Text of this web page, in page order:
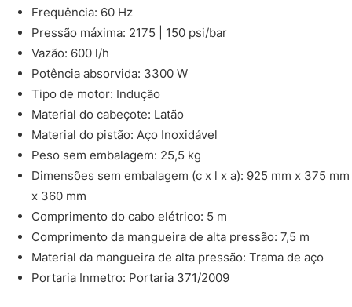
Frequência: 60 Hz
Pressão máxima: 2175 | 150 psi/bar
Vazão: 600 l/h
Potência absorvida: 3300 W
Tipo de motor: Indução
Material do cabeçote: Latão
Material do pistão: Aço Inoxidável
Peso sem embalagem: 25,5 kg
Dimensões sem embalagem (c x l x a): 925 mm x 375 mm
x 360 mm
Comprimento do cabo elétrico: 5 m
Comprimento da mangueira de alta pressão: 7,5 m
Material da mangueira de alta pressão: Trama de aço
Portaria Inmetro: Portaria 371/2009